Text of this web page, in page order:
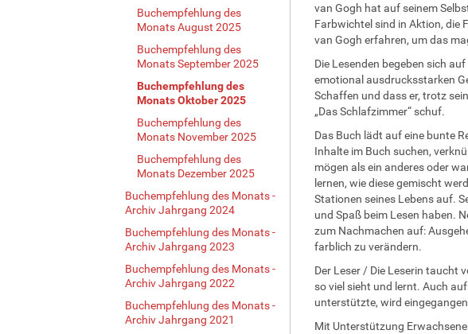
Buchempfehlung des
Monats August 2025
Buchempfehlung des
Monats September 2025
Buchempfehlung des
Monats Oktober 2025
Buchempfehlung des
Monats November 2025
Buchempfehlung des
Monats Dezember 2025
Buchempfehlung des Monats -
Archiv Jahrgang 2024
Buchempfehlung des Monats -
Archiv Jahrgang 2023
Buchempfehlung des Monats -
Archiv Jahrgang 2022
Buchempfehlung des Monats -
Archiv Jahrgang 2021
van Gogh hat auf seinem
Farbwichtel sind in Aktion, die
van Gogh erfahren, um das
Die Lesenden begeben sich
emotional ausdrucksstarken
Schaffen und dass er, trotz
„Das Schlafzimmer“ schuf.
Das Buch lädt auf eine bunte
Inhalte im Buch suchen,
mögen als ein anderes oder
lernen, wie diese gemischt
Stationen seines Lebens auf.
und Spaß beim Lesen haben.
zum Nachmachen auf:
farblich zu verändern.
Der Leser / Die Leserin taucht
so viel sieht und lernt. Auch
unterstützte, wird
Mit Unterstützung